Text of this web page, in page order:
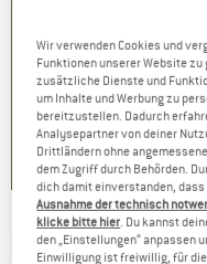
Preis
63.16
Funktionsshirt
Preis
CHF 28.95 ab
CHF 11.00
4.0(2
PROTEST -
Wir verwenden Cookies und
Funktionen unserer Website
zusätzliche Dienste und
um Inhalte und Werbung zu
bereitzustellen. Dadurch
Analysepartner von deiner
Drittländern ohne
dem Zugriff durch Behörden.
dich damit einverstanden,
Ausnahme der technisch
klicke bitte hier . Du kannst
den „Einstellungen“ anpassen
Einwilligung ist freiwillig, für